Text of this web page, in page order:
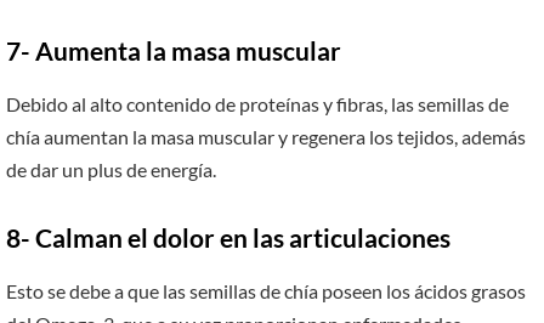
7- Aumenta la masa muscular
Debido al alto contenido de proteínas y fibras, las semillas de
chía aumentan la masa muscular y regenera los tejidos, además
de dar un plus de energía.
8- Calman el dolor en las articulaciones
Esto se debe a que las semillas de chía poseen los ácidos grasos